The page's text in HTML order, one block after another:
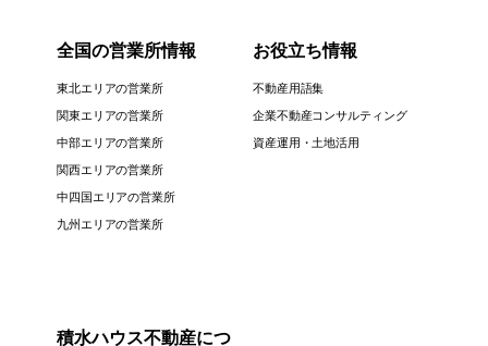
全国の営業所情報
東北エリアの営業所
関東エリアの営業所
中部エリアの営業所
関西エリアの営業所
中四国エリアの営業所
九州エリアの営業所
お役立ち情報
不動産用語集
企業不動産コンサルティング
資産運用・土地活用
積水ハウス不動産につ